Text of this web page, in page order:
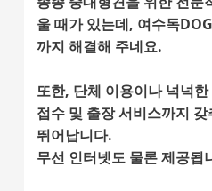
울 때가 있는데, 여수독
까지 해결해 주네요.
또한, 단체 이용이나 넉넉
접수 및 출장 서비스까지 갖
뛰어납니다.
무선 인터넷도 물론 제공됩